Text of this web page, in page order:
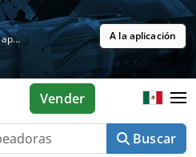
Gratis en la tienda de aplicaciones A la aplicación
Buscar
Vender